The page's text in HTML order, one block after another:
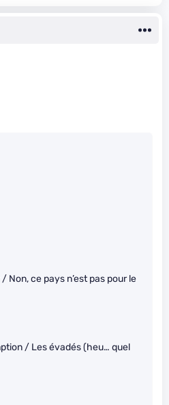
Non, ce pays n’est pas pour le
/ Les évadés (heu… quel